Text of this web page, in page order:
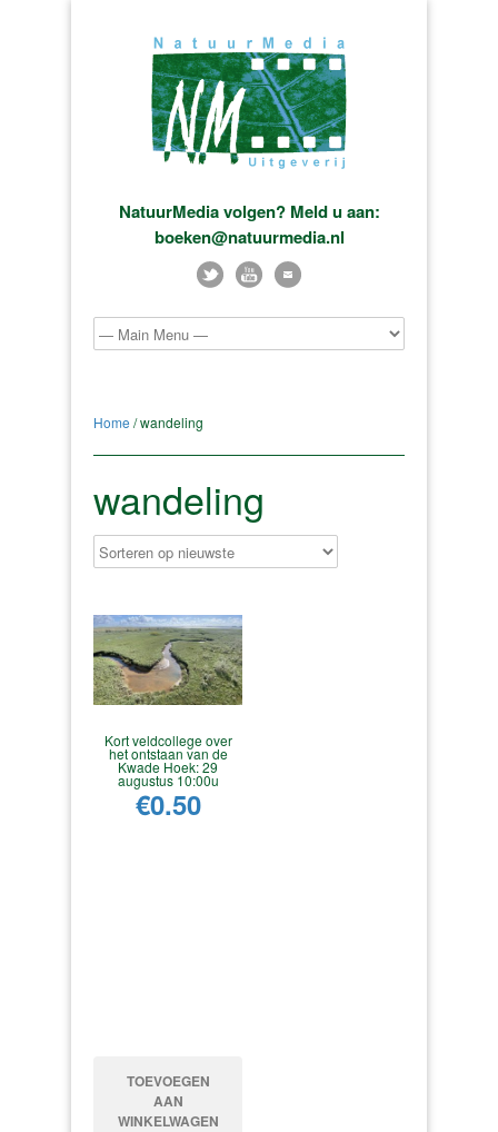
NatuurMedia volgen? Meld u aan:
boeken@natuurmedia.nl
Home / wandeling
wandeling
Kort veldcollege over
het ontstaan van de
Kwade Hoek: 29
augustus 10:00u
€0.50
TOEVOEGEN
AAN
WINKELWAGEN